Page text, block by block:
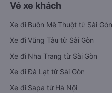
Vé xe khách
Xe đi Buôn Mê Thuột từ Sài Gòn
Xe đi Vũng Tàu từ Sài Gòn
Xe đi Nha Trang từ Sài Gòn
Xe đi Đà Lạt từ Sài Gòn
Xe đi Sapa từ Hà Nội